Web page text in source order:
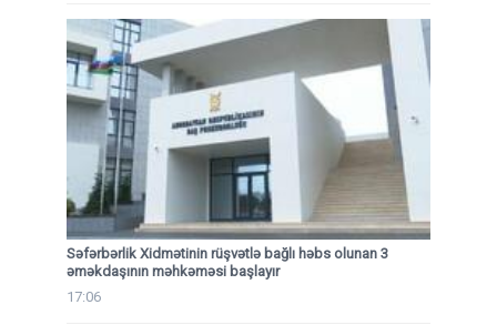
Səfərbərlik Xidmətinin rüşvətlə bağlı həbs olunan 3
əməkdaşının məhkəməsi başlayır
17:06